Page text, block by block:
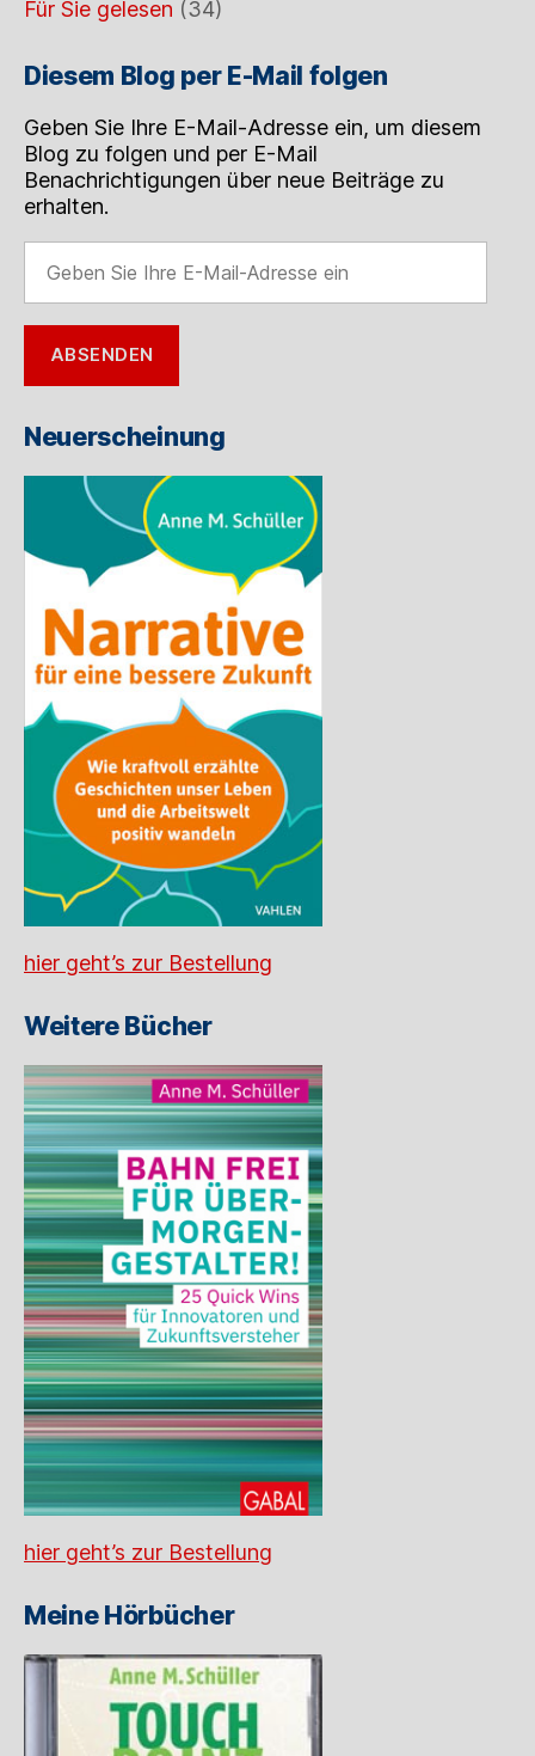
Für Sie gelesen (34)
Diesem Blog per E-Mail folgen
Geben Sie Ihre E-Mail-Adresse ein, um diesem
Blog zu folgen und per E-Mail
Benachrichtigungen über neue Beiträge zu
erhalten.
Sie
Ihre
E-
Mail-
Adresse
ABSENDEN
Neuerscheinung
hier geht’s zur Bestellung
Weitere Bücher
hier geht’s zur Bestellung
Meine Hörbücher